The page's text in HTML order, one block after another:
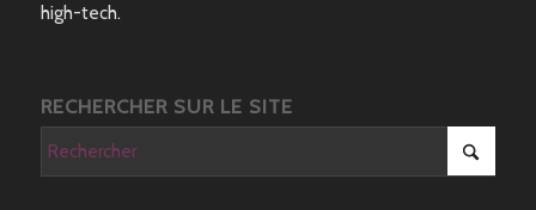
high-tech.
RECHERCHER SUR LE SITE